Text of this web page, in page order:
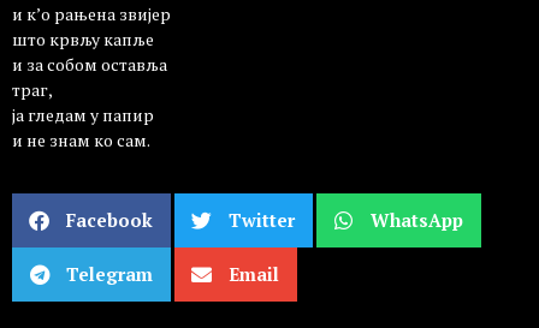
и к’о рањена звијер
што крвљу капље
и за собом оставља
траг,
ја гледам у папир
и не знам ко сам.
Facebook Twitter WhatsApp
Telegram Email